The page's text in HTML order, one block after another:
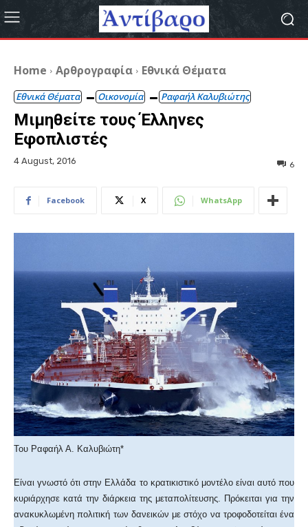
Home Αρθρογραφία Εθνικά Θέματα
Εθνικά Θέματα Οικονομία Ραφαήλ Καλυβιώτης
Μιμηθείτε τους Έλληνες
Εφοπλιστές
4 August, 2016 6
Facebook X WhatsApp
Του Ραφαήλ Α. Καλυβιώτη*
Είναι γνωστό ότι στην Ελλάδα το κρατικιστικό μοντέλο είναι αυτό που
κυριάρχησε κατά την διάρκεια της μεταπολίτευσης. Πρόκειται για την
ανακυκλωμένη πολιτική των δανεικών με στόχο να τροφοδοτείται ένα